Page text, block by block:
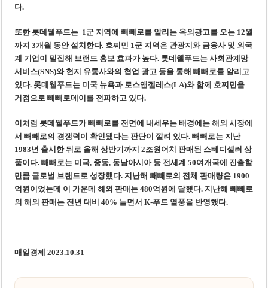
다.
또한 롯데웰푸드는 1군 지역에 빼빼로를 알리는 옥외광고를 오는 12월
까지 3개월 동안 설치한다. 호찌 민 1군 지역은 관광지와 금융사 및 외국
계 기업이 밀집해 브랜드 홍보 효과가 높다. 롯데웰푸드는 사회관계망
서비스(SNS)와 현지 유통사와의 협업 광고 등을 통해 빼빼로를 알리고
있다. 롯데웰푸드는 미국 뉴욕과 로스앤젤레스(LA)와 함께 호찌 민을
거점으로 빼빼로데이를 전파하고 있다.
이처럼 롯데웰푸드가 빼빼로를 전면에 내세우는 배경에는 해외 시장에
서 빼빼로의 경쟁력이 확인됐다는 판단이 깔려 있다. 빼빼로는 지난
1983년 출시한 뒤로 올해 상반기까지 2조원어치 판매된 스테디셀러 상
품이다. 빼빼로는 미국, 중동, 동남아시아 등 전세계 50여개국에 진출할
만큼 글로벌 브랜드로 성장했다. 지난해 빼빼로의 전체 판매량은 1900
억원이었는데 이 가운데 해외 판매는 480억원에 달했다. 지난해 빼빼로
의 해외 판매는 전년 대비 40% 늘면서 K-푸드 열풍을 반영했다.
매일경제 2023.10.31